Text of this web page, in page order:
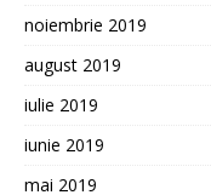
noiembrie 2019
august 2019
iulie 2019
iunie 2019
mai 2019